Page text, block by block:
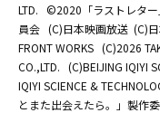
LTD. ©2020「ラストレタ
員会 (C)日本映画放送 (C)
FRONT WORKS (C)2026
CO.,LTD. (C)BEIJING IQIYI
IQIYI SCIENCE &
とまた出会えたら。」製作